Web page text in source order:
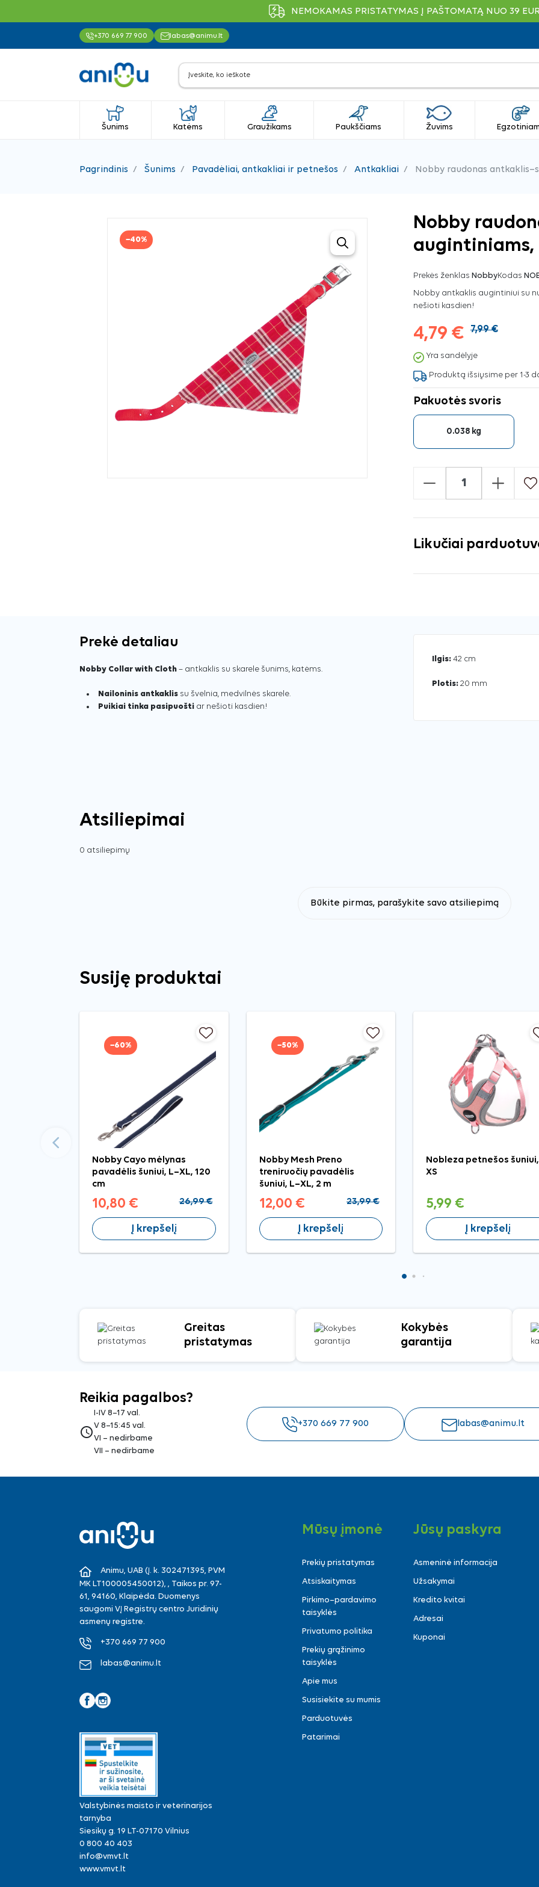
NEMOKAMAS PRISTATYMAS Į PAŠTOMATĄ NUO 39
+370 669 77 900 labas@animu.lt
Šunims Katėms Graužikams Paukščiams Žuvims
Pagrindinis Šunims Pavadėliai, antkakliai ir petnešos Antkakliai Nobby raudonas
−40%
Nobby
augintiniams,
Prekės ženklas NobbyKodas
Nobby antkaklis augintiniui su
nešioti kasdien!
4,79 € 7,99 €
Yra sandėlyje
Produktą išsiųsime per 1-3
Pakuotės svoris
0.038 kg
- +
Likučiai
Prekė detaliau
Nobby Collar with Cloth – antkaklis su skarele šunims, katėms.
Nailoninis antkaklis su švelnia, medvilnės skarele.
Puikiai tinka pasipuošti ar nešioti kasdien!
Ilgis: 42 cm
Plotis: 20 mm
Atsiliepimai
0 atsiliepimų
Būkite pirmas, parašykite savo atsiliepimą
Susiję produktai
−60%
Nobby Cayo mėlynas
pavadėlis šuniui, L–XL, 120
cm
10,80 € 26,99 €
Į krepšelį
−50%
Nobby Mesh Preno
treniruočių pavadėlis
šuniui, L–XL, 2 m
12,00 € 23,99 €
Į krepšelį
Nobleza petnešos šuniui,
XS
5,99 €
Į krepšelį
Greitas
pristatymas
Kokybės
garantija
Reikia pagalbos?
access_time
I-IV 8–17 val.
V 8–15:45 val.
VI – nedirbame
VII – nedirbame
+370 669 77 900 labas@animu.lt
Animu, UAB (Į. k. 302471395, PVM
MK LT100005450012), , Taikos pr. 97-
61, 94160, Klaipėda. Duomenys
saugomi VĮ Registrų centro Juridinių
asmenų registre.
+370 669 77 900
labas@animu.lt
Valstybinės maisto ir veterinarijos
tarnyba
Siesikų g. 19 LT-07170 Vilnius
0 800 40 403
info@vmvt.lt
www.vmvt.lt
Mūsų įmonė
Prekių pristatymas
Atsiskaitymas
Pirkimo–pardavimo
taisyklės
Privatumo politika
Prekių grąžinimo
taisyklės
Apie mus
Susisiekite su mumis
Parduotuvės
Patarimai
Jūsų paskyra
Asmeninė informacija
Užsakymai
Kredito kvitai
Adresai
Kuponai